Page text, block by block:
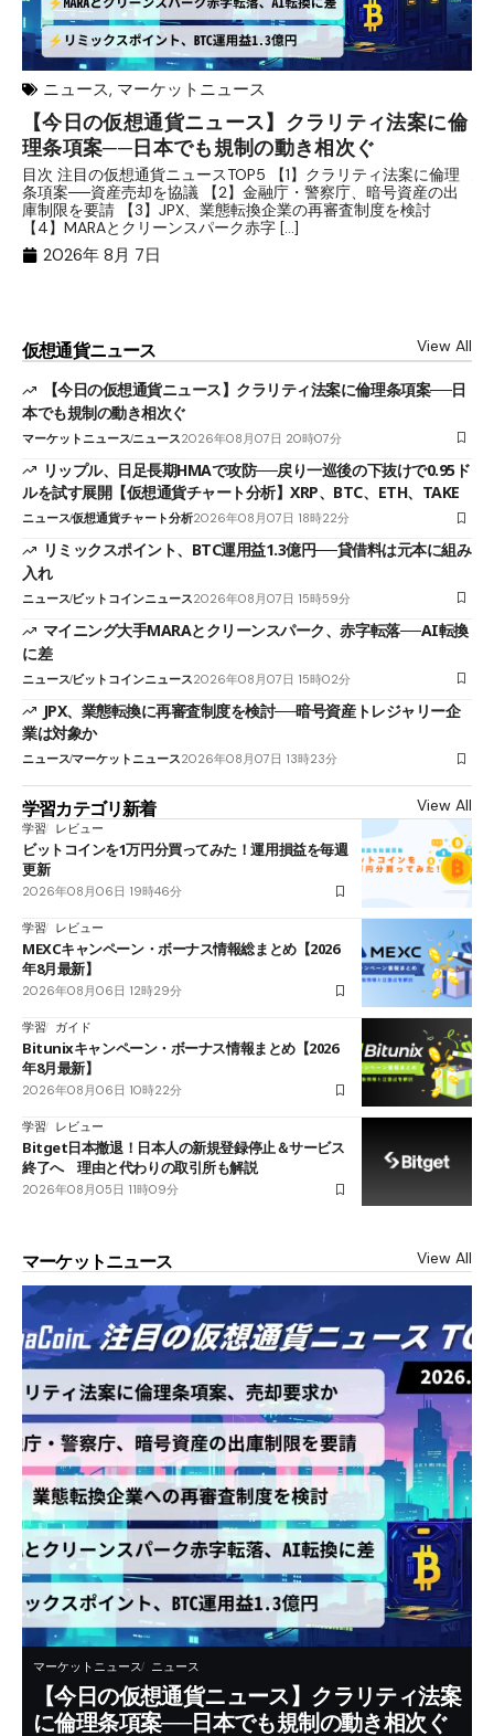
ニュース, マーケットニュース
【今日の仮想通貨ニュース】クラリティ法案に倫
理条項案──日本でも規制の動き相次ぐ
目次 注目の仮想通貨ニュースTOP5 【1】クラリティ法案に倫理
条項案──資産売却を協議 【2】金融庁・警察庁、暗号資産の出
庫制限を要請 【3】JPX、業態転換企業の再審査制度を検討
【4】MARAとクリーンスパーク赤字 […]
2026年 8月 7日
仮想通貨ニュース View All
【今日の仮想通貨ニュース】クラリティ法案に倫理条項案──日
本でも規制の動き相次ぐ
マーケットニュースニュース2026年08月07日 20時07分
リップル、日足長期HMAで攻防──戻り一巡後の下抜けで0.95ド
ルを試す展開【仮想通貨チャート分析】XRP、BTC、ETH、TAKE
ニュース仮想通貨チャート分析2026年08月07日 18時22分
リミックスポイント、BTC運用益1.3億円──貸借料は元本に組み
入れ
ニュースビットコインニュース2026年08月07日 15時59分
マイニング大手MARAとクリーンスパーク、赤字転落──AI転換
に差
ニュースビットコインニュース2026年08月07日 15時02分
JPX、業態転換に再審査制度を検討──暗号資産トレジャリー企
業は対象か
ニュースマーケットニュース2026年08月07日 13時23分
学習カテゴリ新着 View All
学習 レビュー
ビットコインを1万円分買ってみた！運用損益を毎週
更新
2026年08月06日 19時46分
学習 レビュー
MEXCキャンペーン・ボーナス情報総まとめ【2026
年8月最新】
2026年08月06日 12時29分
学習 ガイド
Bitunixキャンペーン・ボーナス情報まとめ【2026
年8月最新】
2026年08月06日 10時22分
学習 レビュー
Bitget日本撤退！日本人の新規登録停止＆サービス
終了へ 理由と代わりの取引所も解説
2026年08月05日 11時09分
マーケットニュース View All
マーケットニュース ニュース
【今日の仮想通貨ニュース】クラリティ法案
に倫理条項案──日本でも規制の動き相次ぐ